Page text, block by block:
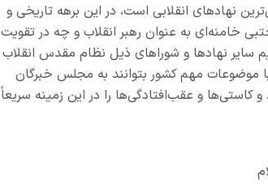
نهادهای انقلابی است، در این برهه تاریخی و
خامنه‌ای به عنوان رهبر انقلاب و چه در تقویت
سایر نهادها و شوراهای ذیل نظام مقدس انقلاب
موضوعات مهم کشور بتوانند به مجلس خبرگان
کاستی‌ها و عقب‌افتادگی‌ها را در این زمینه سریعاً